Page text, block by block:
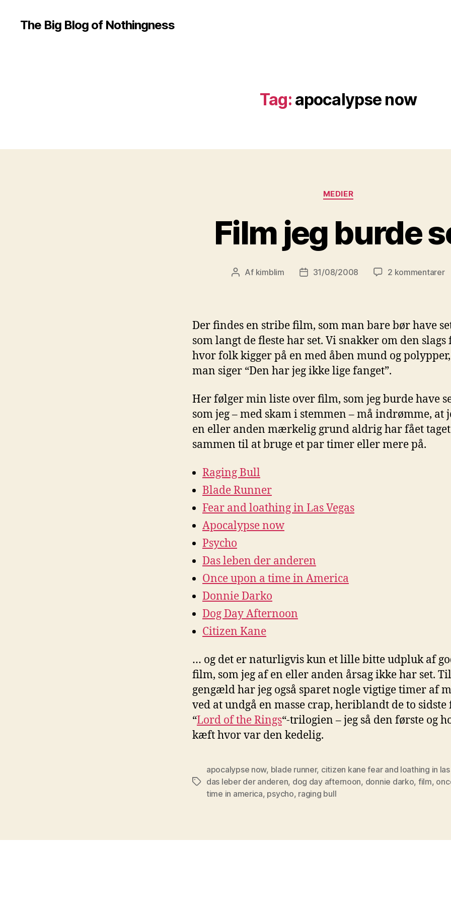
The Big Blog of Nothingness
Tag: apocalypse now
Kategorier
MEDIER
Film jeg burde
Indlægsforfatter
Af kimblim Indlægsdato
31/08/2008 2 kommentarertil
se
Der findes en stribe film, som man bare bør have
som langt de fleste har set. Vi snakker om den slags
hvor folk kigger på en med åben mund og
man siger “Den har jeg ikke lige fanget”.
Her følger min liste over film, som jeg burde have
som jeg – med skam i stemmen – må indrømme, at
en eller anden mærkelig grund aldrig har fået
sammen til at bruge et par timer eller mere på.
Raging Bull
Blade Runner
Fear and loathing in Las Vegas
Apocalypse now
Psycho
Das leben der anderen
Once upon a time in America
Donnie Darko
Dog Day Afternoon
Citizen Kane
… og det er naturligvis kun et lille bitte udpluk af
film, som jeg af en eller anden årsag ikke har set. Til
gengæld har jeg også sparet nogle vigtige timer af
ved at undgå en masse crap, heriblandt de to
“Lord of the Rings“-trilogien – jeg så den første og
kæft hvor var den kedelig.
Tags
apocalypse now, blade runner, citizen kane fear and loathing in
das leber der anderen, dog day afternoon, donnie darko, film,
time in america, psycho, raging bull